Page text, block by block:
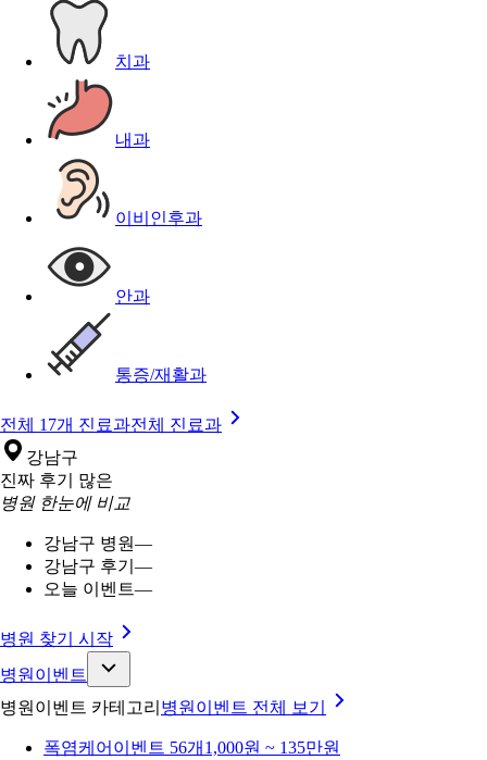
치과
내과
이비인후과
안과
통증/재활과
전체 17개 진료과전체 진료과
강남구
진짜 후기 많은
병원 한눈에 비교
강남구 병원—
강남구 후기 —
오늘 이벤트—
병원 찾기 시작
병원이벤트
병원이벤트 카테고리 병원이벤트 전체 보기
폭염케어 이벤트 56개 1,000원 ~ 135만원